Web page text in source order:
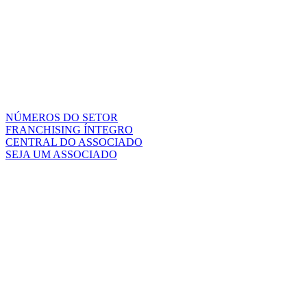
NÚMEROS DO SETOR
FRANCHISING ÍNTEGRO
CENTRAL DO ASSOCIADO
SEJA UM ASSOCIADO